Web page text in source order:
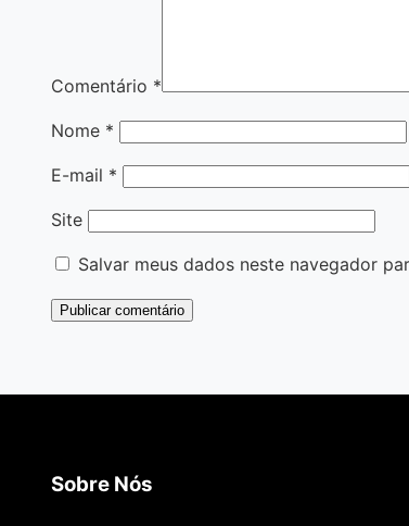
Comentário *
Nome *
E-mail *
Site
Salvar meus dados neste navegador
Sobre Nós